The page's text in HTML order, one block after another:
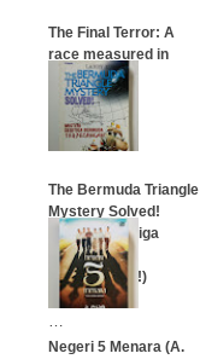
The Final Terror: A
race measured in
fear
The Bermuda Triangle
Mystery Solved!
(Misteri Segitiga
Bermuda
Terpecahkan!)
…
Negeri 5 Menara (A.